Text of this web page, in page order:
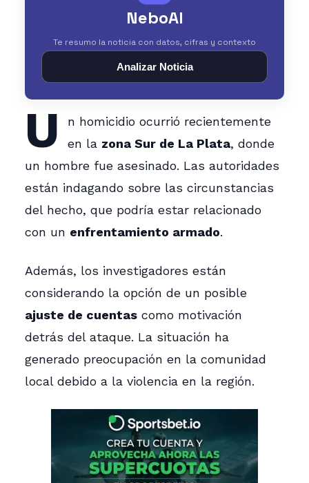
NeboAI
Te resumo la noticia con datos, cifras y contexto
Analizar Noticia
U
n homicidio ocurrió recientemente
en la zona Sur de La Plata, donde
un hombre fue asesinado. Las autoridades
están indagando sobre las circunstancias
del hecho, que podría estar relacionado
con un enfrentamiento armado.
Además, los investigadores están
considerando la opción de un posible
ajuste de cuentas como motivación
detrás del ataque. La situación ha
generado preocupación en la comunidad
local debido a la violencia en la región.